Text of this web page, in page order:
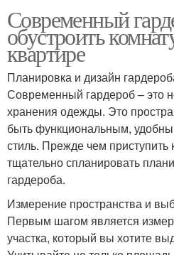
Современный
обустроить
квартире
Планировка и дизайн
Современный гардероб – это
хранения одежды. Это
быть функциональным,
стиль. Прежде чем приступить
тщательно спланировать
гардероба.
Измерение пространства и
Первым шагом является
участка, который вы хотите